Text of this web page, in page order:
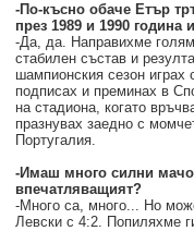
-По-късно обаче Етър
през 1989 и 1990 година
-Да, да. Направихме
стабилен състав и
шампионския сезон играх
подписах и преминах в
на стадиона, когато
празнувах заедно с
Португалия.
-Имаш много силни
впечатляващият?
-Много са, много... Но
Левски с 4:2. Попиляхме